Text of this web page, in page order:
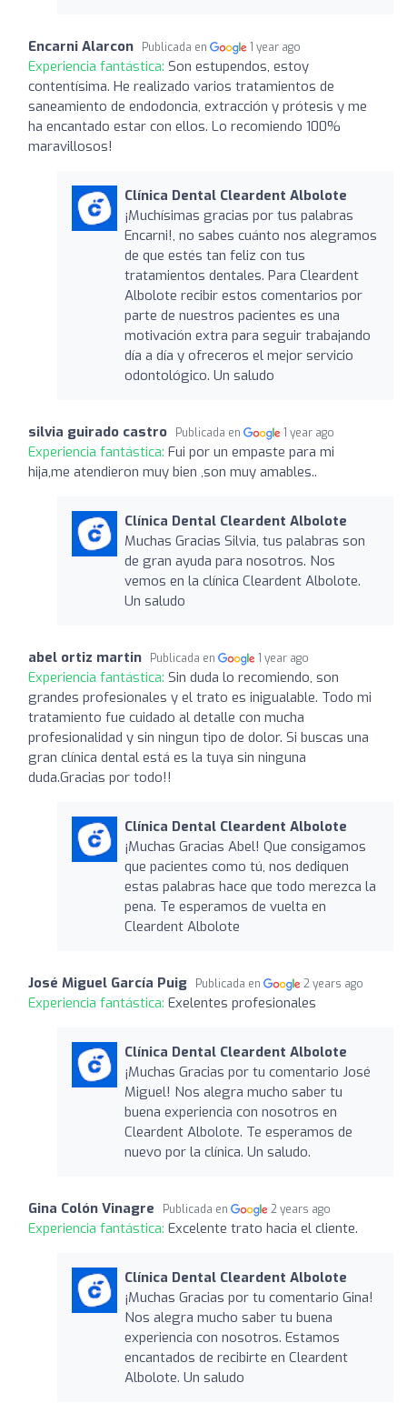
Encarni Alarcon Publicada en 1 year ago
Experiencia fantástica: Son estupendos, estoy
contentísima. He realizado varios tratamientos de
saneamiento de endodoncia, extracción y prótesis y me
ha encantado estar con ellos. Lo recomiendo 100%
maravillosos!
Clínica Dental Cleardent Albolote
¡Muchísimas gracias por tus palabras
Encarni!, no sabes cuánto nos alegramos
de que estés tan feliz con tus
tratamientos dentales. Para Cleardent
Albolote recibir estos comentarios por
parte de nuestros pacientes es una
motivación extra para seguir trabajando
día a día y ofreceros el mejor servicio
odontológico. Un saludo
silvia guirado castro Publicada en 1 year ago
Experiencia fantástica: Fui por un empaste para mi
hija,me atendieron muy bien ,son muy amables..
Clínica Dental Cleardent Albolote
Muchas Gracias Silvia, tus palabras son
de gran ayuda para nosotros. Nos
vemos en la clínica Cleardent Albolote.
Un saludo
abel ortiz martin Publicada en 1 year ago
Experiencia fantástica: Sin duda lo recomiendo, son
grandes profesionales y el trato es inigualable. Todo mi
tratamiento fue cuidado al detalle con mucha
profesionalidad y sin ningun tipo de dolor. Si buscas una
gran clínica dental está es la tuya sin ninguna
duda.Gracias por todo!!
Clínica Dental Cleardent Albolote
¡Muchas Gracias Abel! Que consigamos
que pacientes como tú, nos dediquen
estas palabras hace que todo merezca la
pena. Te esperamos de vuelta en
Cleardent Albolote
José Miguel García Puig Publicada en 2 years ago
Experiencia fantástica: Exelentes profesionales
Clínica Dental Cleardent Albolote
¡Muchas Gracias por tu comentario José
Miguel! Nos alegra mucho saber tu
buena experiencia con nosotros en
Cleardent Albolote. Te esperamos de
nuevo por la clínica. Un saludo.
Gina Colón Vinagre Publicada en 2 years ago
Experiencia fantástica: Excelente trato hacia el cliente.
Clínica Dental Cleardent Albolote
¡Muchas Gracias por tu comentario Gina!
Nos alegra mucho saber tu buena
experiencia con nosotros. Estamos
encantados de recibirte en Cleardent
Albolote. Un saludo